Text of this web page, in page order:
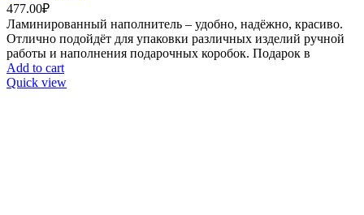
477.00₽
Ламинированный наполнитель – удобно, надёжно, красиво.
Отлично подойдёт для упаковки различных изделий ручной
работы и наполнения подарочных коробок. Подарок в
Add to cart
Quick view